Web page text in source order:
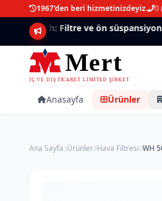
1967'den beri hizmetinizdeyiz. 0
Mannlich: Filtre ve ön süspansiyon
Anasayfa Ürünler
Ana Sayfa Ürünler Hava Filtresi